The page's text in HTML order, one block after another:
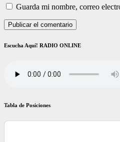
Guarda mi nombre, correo
Escucha Aquí! RADIO ONLINE
Tabla de Posiciones